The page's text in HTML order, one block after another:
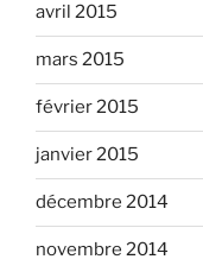
avril 2015
mars 2015
février 2015
janvier 2015
décembre 2014
novembre 2014